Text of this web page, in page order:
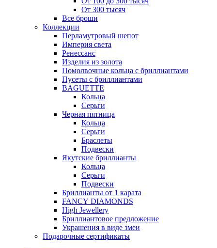
От 300 тысяч
Все броши
Коллекции
Перламутровый шепот
Империя света
Ренессанс
Изделия из золота
Помолвочные кольца с бриллиантами
Пусеты с бриллиантами
BAGUETTE
Кольца
Серьги
Черная пятница
Кольца
Серьги
Браслеты
Подвески
Якутские бриллианты
Кольца
Серьги
Подвески
Бриллианты от 1 карата
FANCY DIAMONDS
High Jewellery
Бриллиантовое предложение
Украшения в виде змеи
Подарочные сертификаты